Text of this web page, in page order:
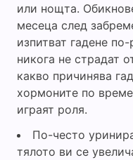
или нощта.
месеца след
изпитват гадене
никога не страдат
какво причинява
хормоните по
играят роля.
По-често
тялото ви се